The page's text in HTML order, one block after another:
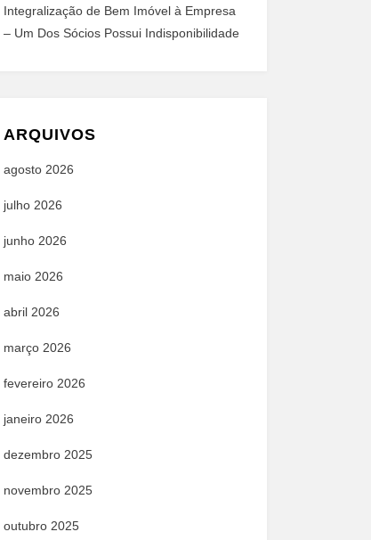
Integralização de Bem Imóvel à Empresa
– Um Dos Sócios Possui Indisponibilidade
ARQUIVOS
agosto 2026
julho 2026
junho 2026
maio 2026
abril 2026
março 2026
fevereiro 2026
janeiro 2026
dezembro 2025
novembro 2025
outubro 2025